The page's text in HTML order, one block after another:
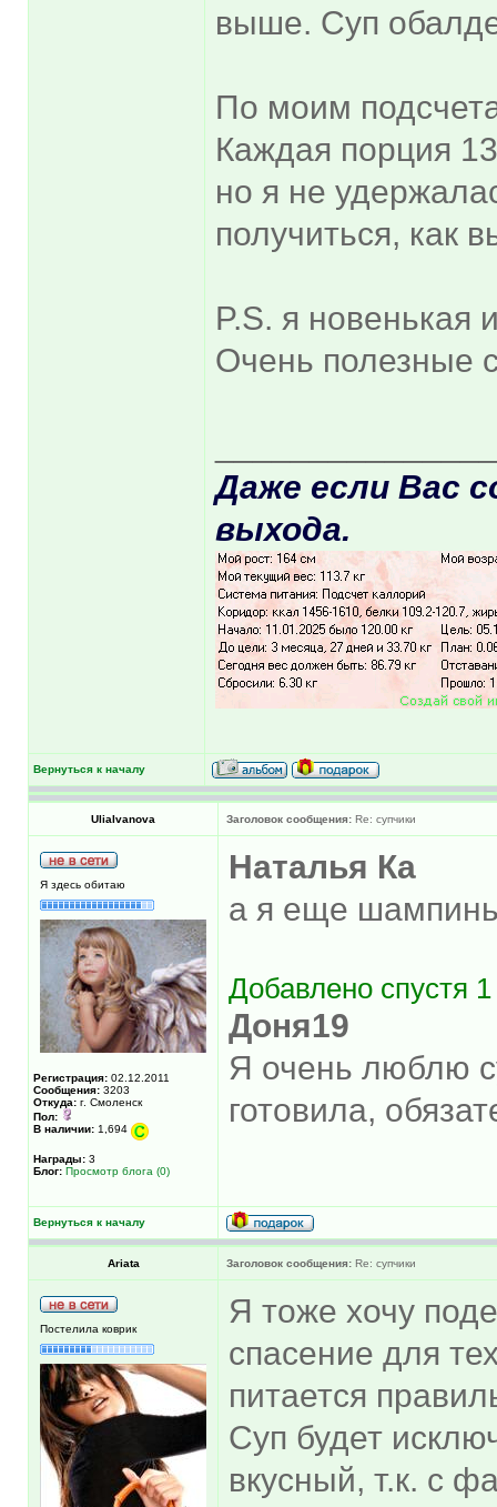
выше. Суп
По моим
Каждая порция
но я не
получиться, как
P.S. я новенькая
Очень полезные
Даже если Вас
выхода.
Вернуться к началу
UliaIvanova Заголовок сообщения: Re: супчики
Я здесь обитаю
Регистрация: 02.12.2011
Сообщения: 3203
Откуда: г. Смоленск
Пол:
В наличии: 1,694
Награды: 3
Блог: Просмотр блога (0)
Наталья Ка
а я еще
Добавлено спустя
Доня19
Я очень люблю
готовила,
Вернуться к началу
Ariata Заголовок сообщения: Re: супчики
Постелила коврик
Я тоже хочу
спасение для
питается
Суп будет
вкусный, т.к. с